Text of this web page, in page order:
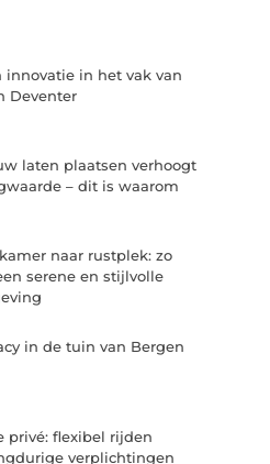
innovatie in het vak van
Deventer
laten plaatsen verhoogt
– dit is waarom
naar rustplek: zo
serene en stijlvolle
in de tuin van Bergen
privé: flexibel rijden
verplichtingen